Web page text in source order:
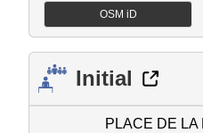
OSM iD
Initial
PLACE DE LA